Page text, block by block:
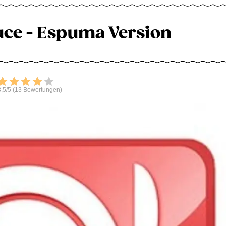
- Espuma Version
Bewerten
5 (13 Bewertungen)